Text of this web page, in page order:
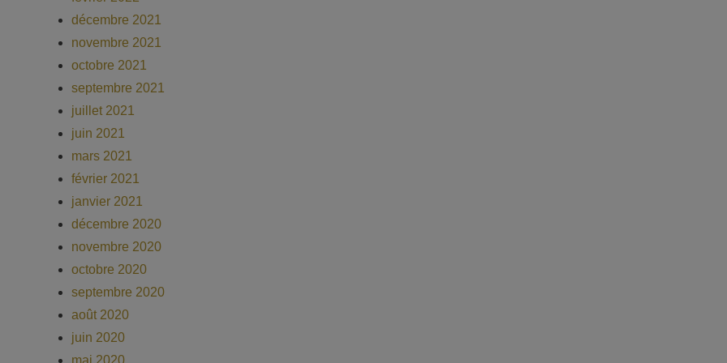
décembre 2021
novembre 2021
octobre 2021
septembre 2021
juillet 2021
juin 2021
mars 2021
février 2021
janvier 2021
décembre 2020
novembre 2020
octobre 2020
septembre 2020
août 2020
juin 2020